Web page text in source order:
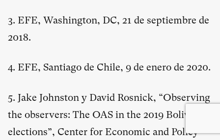
3. EFE, Washington, DC, 21 de septiembre de
2018.
4. EFE, Santiago de Chile, 9 de enero de 2020.
5. Jake Johnston y David Rosnick, “Observing
the observers: The OAS in the 2019 Bolivian
elections”, Center for Economic and Policy